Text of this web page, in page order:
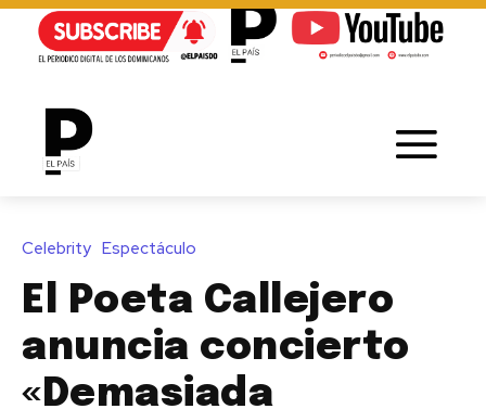
Celebrity Espectáculo
El Poeta Callejero
anuncia concierto
«Demasiada